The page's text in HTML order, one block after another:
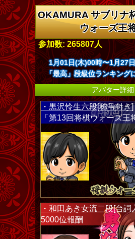
OKAMURA サブリナ
ウォーズ王
参加数: 265807人
1月01日(木)00時〜1月27
「最高」段級位ランキング
アバター詳細
・黒沢怜生六段[称号付き]
「第13回将棋ウォーズ王
・和田あき女流二段[台詞
5000位報酬